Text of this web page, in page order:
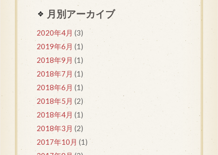
月別アーカイブ
2020年4月 (3)
2019年6月 (1)
2018年9月 (1)
2018年7月 (1)
2018年6月 (1)
2018年5月 (2)
2018年4月 (1)
2018年3月 (2)
2017年10月 (1)